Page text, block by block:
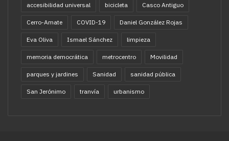
accesibilidad universal bicicleta Casco Antiguo
Cerro-Amate COVID-19 Daniel González Rojas
Eva Oliva Ismael Sánchez limpieza
memoria democrática metrocentro Movilidad
parques y jardines Sanidad sanidad pública
San Jerónimo tranvía urbanismo